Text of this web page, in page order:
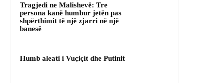
Tragjedi ne Malishevë: Tre
persona kanë humbur jetën pas
shpërthimit të një zjarri në një
banesë
Humb aleati i Vuçiçit dhe Putinit